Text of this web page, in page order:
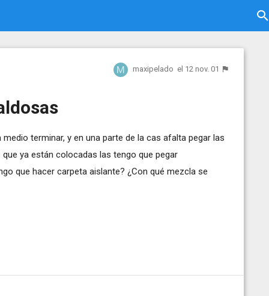
maxipelado el 12 nov. 01
terminar, y en una parte de la cas afalta pegar las
ya están colocadas las tengo que pegar
que hacer carpeta aislante? ¿Con qué mezcla se